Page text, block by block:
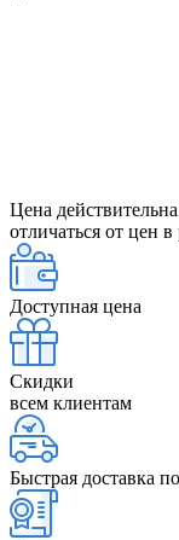
Цена
отличаться от цен
Доступная цена
Скидки
всем клиентам
Быстрая доставка